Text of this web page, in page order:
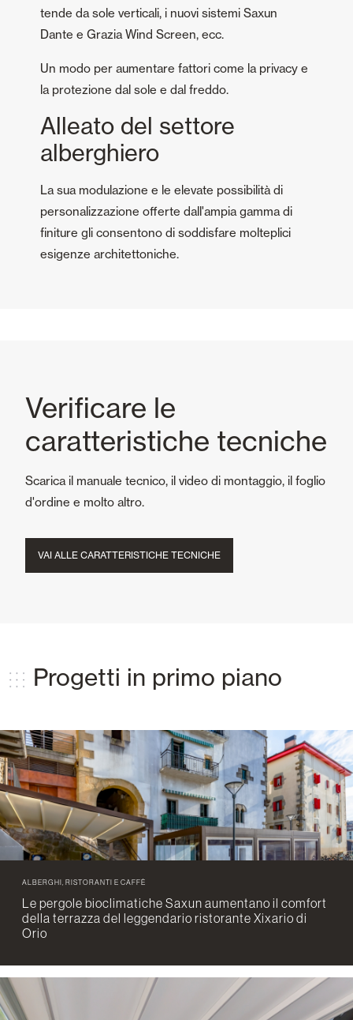
tende da sole verticali, i nuovi sistemi Saxun
Dante e Grazia Wind Screen, ecc.
Un modo per aumentare fattori come la privacy e
la protezione dal sole e dal freddo.
Alleato del settore
alberghiero
La sua modulazione e le elevate possibilità di
personalizzazione offerte dall'ampia gamma di
finiture gli consentono di soddisfare molteplici
esigenze architettoniche.
Verificare le
caratteristiche tecniche
Scarica il manuale tecnico, il video di montaggio, il foglio
d'ordine e molto altro.
VAI ALLE CARATTERISTICHE TECNICHE
Progetti in primo piano
ALBERGHI, RISTORANTI E CAFFÈ
Le pergole bioclimatiche Saxun aumentano il comfort
della terrazza del leggendario ristorante Xixario di
Orio